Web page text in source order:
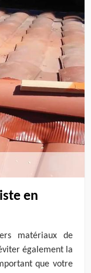
en
matériaux de
également la
que votre